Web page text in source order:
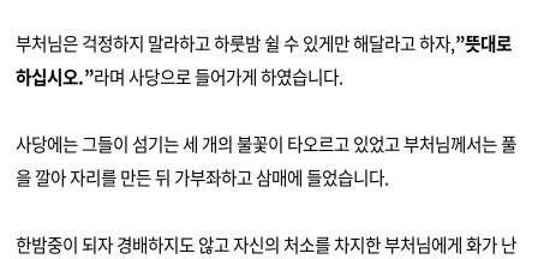
부처님은 걱정하지 말라하고 하룻밤 쉴 수 있게만 해달라고 하자,”뜻대로
하십시오.”라며 사당으로 들어가게 하였습니다.
사당에는 그들이 섬기는 세 개의 불꽃이 타오르고 있었고 부처님께서는 풀
을 깔아 자리를 만든 뒤 가부좌하고 삼매에 들었습니다.
한밤중이 되자 경배하지도 않고 자신의 처소를 차지한 부처님에게 화가 난